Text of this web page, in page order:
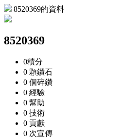
8520369的資料
8520369
0積分
0 顆鑽石
0 個碎鑽
0 經驗
0 幫助
0 技術
0 貢獻
0 次宣傳